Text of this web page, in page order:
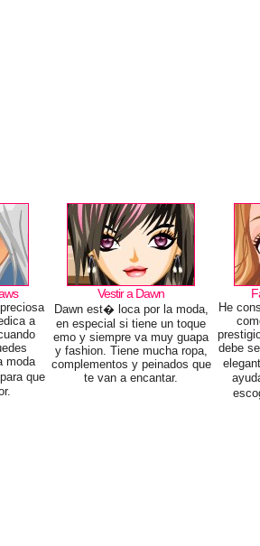
a
moda
que
Vestir a Dawn
Dawn est� loca por la moda,
en especial si tiene un toque
emo y siempre va muy guapa
y fashion. Tiene mucha ropa,
complementos y peinados que
te van a encantar.
He
debe